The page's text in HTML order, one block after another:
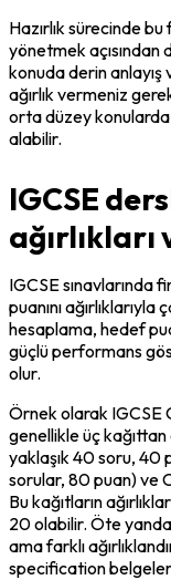
Hazırlık sürecinde
yönetmek
konuda derin
ağırlık vermeniz
orta düzey
alabilir.
IGCSE
IGCSE sınavlarında
puanını
hesaplama, hedef
güçlü performans
olur.
Örnek olarak IGCSE
genellikle üç
yaklaşık 40 soru, 40
sorular, 80 puan) ve
Bu kağıtların
20 olabilir. Öte
ama farklı
specification